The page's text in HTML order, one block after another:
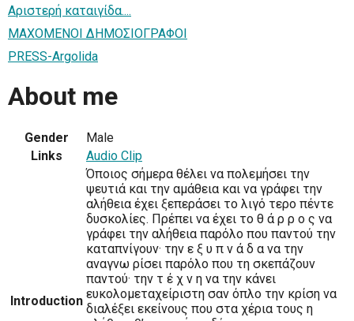
Αριστερή καταιγίδα....
ΜΑΧΟΜΕΝΟΙ ΔΗΜΟΣΙΟΓΡΑΦΟΙ
PRESS-Argolida
About me
Gender
Male
Links
Audio Clip
Introduction
Όποιος σήµερα θέλει να πολεµήσει την
ψευτιά και την αµάθεια και να γράφει την
αλήθεια έχει ξεπεράσει το λιγό τερο πέντε
δυσκολίες. Πρέπει να έχει το θ ά ρ ρ ο ς να
γράφει την αλήθεια παρόλο που παντού την
καταπνίγουν· την ε ξ υ π ν ά δ α να την
αναγνω ρίσει παρόλο που τη σκεπάζουν
παντού· την τ έ χ ν η να την κάνει
ευκολοµεταχείριστη σαν όπλο την κρίση να
διαλέξει εκείνους που στα χέρια τους η